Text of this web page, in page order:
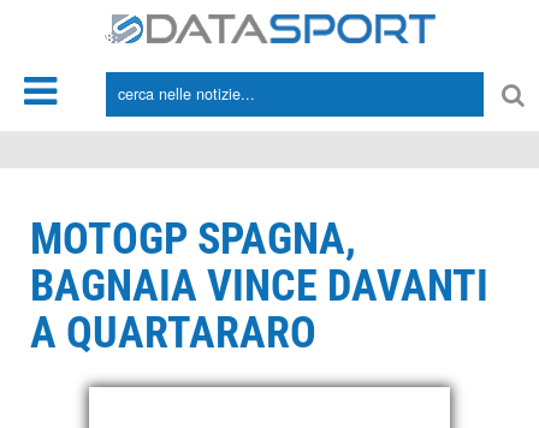
MOTOGP SPAGNA,
BAGNAIA VINCE DAVANTI
A QUARTARARO